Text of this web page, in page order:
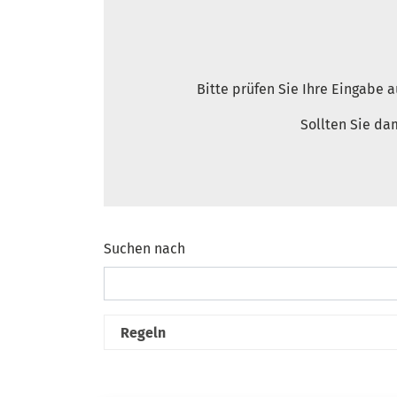
Bitte prüfen Sie Ihre Eingabe
Sollten Sie
Suchformular
Suchen nach
Regeln